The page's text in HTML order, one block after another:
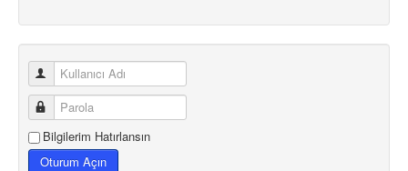
Bilgilerim Hatırlansın
Oturum Açın